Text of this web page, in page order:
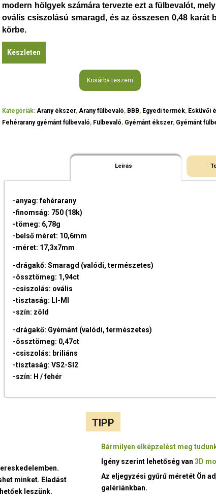
modern hölgyek számára tervezte ezt a fülbevalót,
ovális csiszolású smaragd, és az összesen 0,48 karát
körbe.
Készleten
Kosárba teszem
Kategóriák:Arany ékszer,Arany fülbevaló, BBB, Egyedi termék, Esküvői
Fehérarany gyémánt fülbevaló, Fülbevaló, Gyémánt ékszer, Gyémánt
Leírás
-anyag: fehérarany
-finomság: 750 (18k)
-tömeg: 6,78g
-belső méret: 10,6mm
-méret: 17,3x7mm
-drágakő: Smaragd (valódi, természetes)
-össztömeg: 1,94ct
-csiszolás: ovális
-tisztaság: LI-MI
-szín: zöld
-drágakő: Gyémánt (valódi, természetes)
-össztömeg: 0,47ct
-csiszolás: briliáns
-tisztaság: VS2-SI2
-szín: H / fehér
minket. Eladást
leszünk.
TIPP
Bármilyen elképzelést meg
Igény szerint lehetőség van3D
Az eljegyzési gyűrű méretét Ön
galériánkban.